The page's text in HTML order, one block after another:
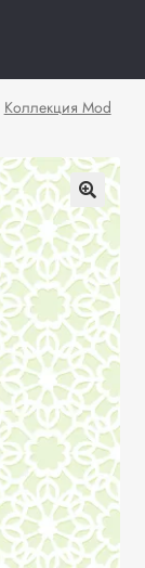
Коллекция Mod